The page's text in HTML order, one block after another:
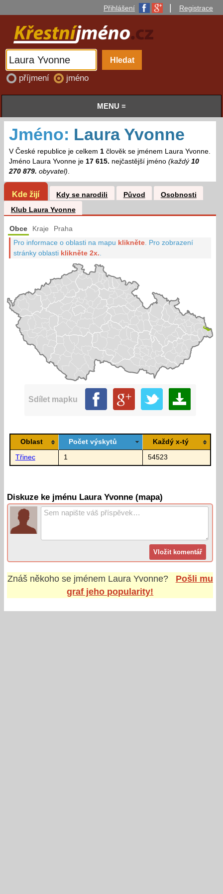
Přihlášení Registrace
příjmení jméno
MENU ≡
Jméno: Laura Yvonne
V České republice je celkem 1člověk se jménem Laura Yvonne.
Jméno Laura Yvonne je 17 615. nejčastější jméno (každý 10
270 879. obyvatel).
Kde žijí Kdy se narodili Původ
Osobnosti
Klub Laura Yvonne
Obce Kraje Praha
Pro informace o oblasti na mapu klikněte Pro zobrazení
stránky oblasti klikněte 2x.
Sdílet mapku
Oblast Počet výskytů Každý x-tý
Třinec 1 54523
Diskuze ke jménu Laura Yvonne (mapa)
Znáš někoho se jménem Laura Yvonne?
Pošli mu
graf jeho popularity!